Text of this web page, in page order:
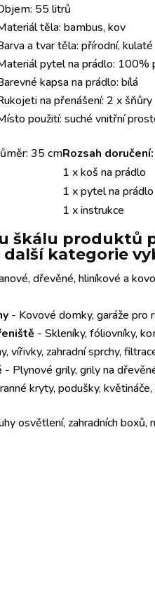
55 litrů
těla: bambus, kov
a tvar těla: přírodní, kulaté
pytel na prádlo: 100%
kapsa na prádlo: bílá
na přenášení: 2 x šňůry
použití: suché vnitřní
35 cmRozsah doručení:
1 x koš na prádlo
1 x pytel na prádlo
1 x instrukce
škálu produktů
další kategorie
dřevěné, hliníkové a
- Kovové domky, garáže pro
- Skleníky, fóliovníky,
vířivky, zahradní sprchy,
- Plynové grily, grily na
kryty, podušky,
osvětlení, zahradních